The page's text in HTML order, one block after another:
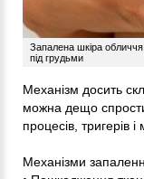
Запалена шкіра
під грудьми
Механізм досить
можна дещо
процесів, тригерів
Механізми